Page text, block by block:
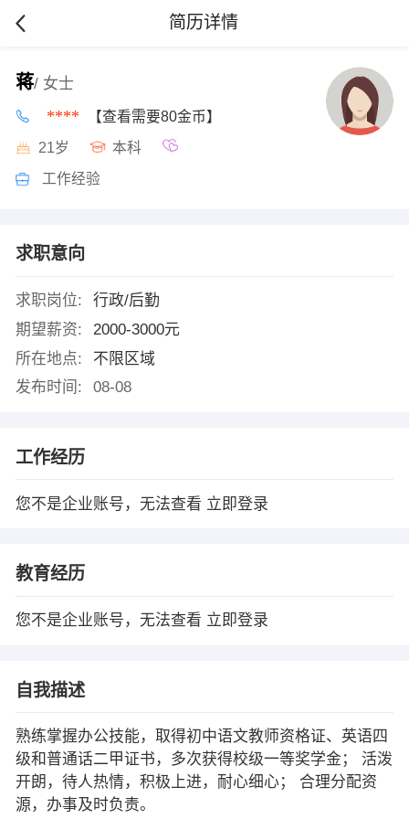
简历详情
蒋/ 女士
**** 【查看需要80金币】
21岁 本科
工作经验
求职意向
求职岗位:
行政/后勤
期望薪资:
2000-3000元
所在地点:
不限区域
发布时间:
08-08
工作经历
您不是企业账号，无法查看 立即登录
教育经历
您不是企业账号，无法查看 立即登录
自我描述
熟练掌握办公技能，取得初中语文教师资格证、英语四
级和普通话二甲证书，多次获得校级一等奖学金； 活泼
开朗，待人热情，积极上进，耐心细心； 合理分配资
源，办事及时负责。